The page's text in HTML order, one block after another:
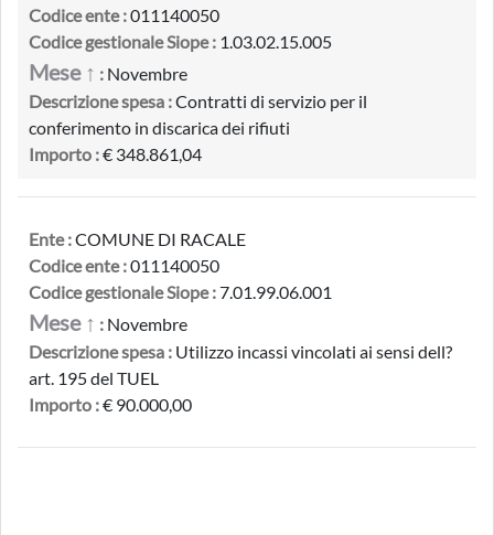
Codice ente :011140050
Codice gestionale Siope : 1.03.02.15.005
Mese ↑ : Novembre
Descrizione spesa :Contratti di servizio per il
conferimento in discarica dei rifiuti
Importo :€ 348.861,04
Ente :COMUNE DI RACALE
Codice ente :011140050
Codice gestionale Siope :7.01.99.06.001
Mese ↑ : Novembre
Descrizione spesa : Utilizzo incassi vincolati ai sensi dell?
art. 195 del TUEL
Importo :€ 90.000,00